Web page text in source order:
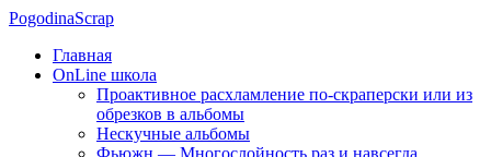
PogodinaScrap
Главная
OnLine школа
Проактивное расхламление по-скраперски или из
обрезков в альбомы
Нескучные альбомы
Фьюжн — Многослойность раз и навсегда